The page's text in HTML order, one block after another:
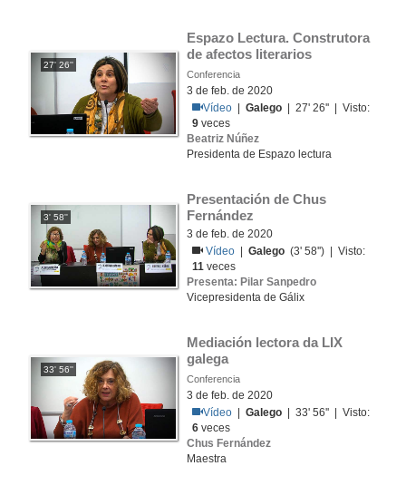
27' 26''
Espazo Lectura. Construtora
de afectos literarios
Conferencia
3 de feb. de 2020
Vídeo |Galego | 27' 26'' | Visto:
9 veces
Beatriz Núñez
Presidenta de Espazo lectura
3' 58''
Presentación de Chus
Fernández
3 de feb. de 2020
Vídeo
|Galego (3' 58'') | Visto:
11 veces
Presenta: Pilar Sanpedro
Vicepresidenta de Gálix
33' 56''
Mediación lectora da LIX
galega
Conferencia
3 de feb. de 2020
Vídeo |Galego | 33' 56'' | Visto:
6 veces
Chus Fernández
Maestra